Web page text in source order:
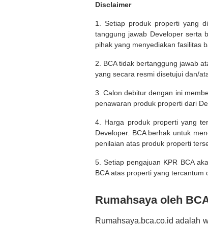
Disclaimer
1. Setiap produk properti yang
tanggung jawab Developer serta
pihak yang menyediakan fasilitas
2. BCA tidak bertanggung jawab
yang secara resmi disetujui dan/
3. Calon debitur dengan ini
penawaran produk properti dari
4. Harga produk properti yang
Developer. BCA berhak untuk
penilaian atas produk properti
5. Setiap pengajuan KPR BCA
BCA atas properti yang tercantum
Rumahsaya oleh
Rumahsaya.bca.co.id adalah